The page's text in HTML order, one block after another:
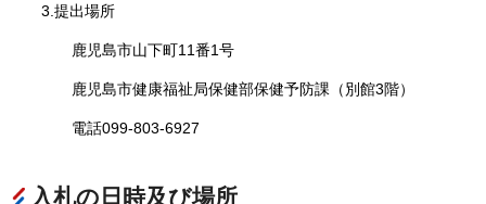
3.提出場所
鹿児島市山下町11番1号
鹿児島市健康福祉局保健部保健予防課（別館3階）
電話099-803-6927
入札の日時及び場所